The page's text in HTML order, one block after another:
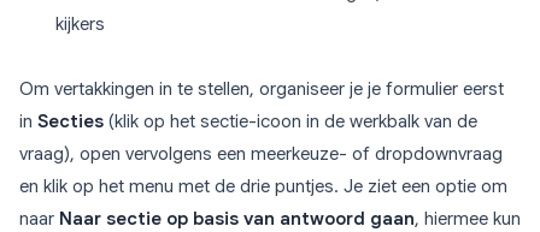
kijkers
Om vertakkingen in te stellen, organiseer je je formulier eerst
in Secties (klik op het sectie-icoon in de werkbalk van de
vraag), open vervolgens een meerkeuze- of dropdownvraag
en klik op het menu met de drie puntjes. Je ziet een optie om
naar Naar sectie op basis van antwoord gaan, hiermee kun